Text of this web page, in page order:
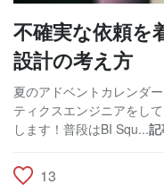
不確実な依頼を
設計の考え方
夏のアドベントカレンダ
ティクスエンジニアをし
します！普段はBI Squ...
13